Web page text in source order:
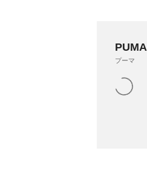
PUMA
プーマ